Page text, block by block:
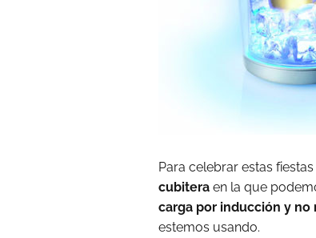
Para celebrar estas
cubitera en la que
carga por inducción y no
estemos usando.